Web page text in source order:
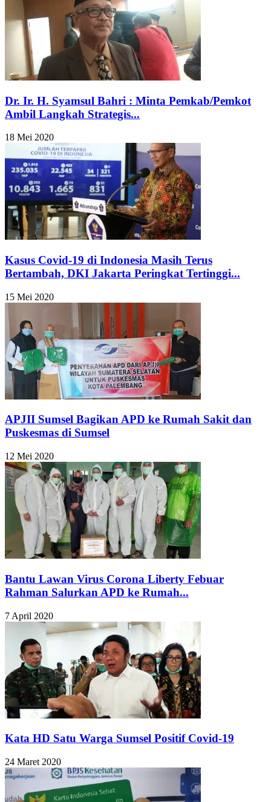
Dr. Ir. H. Syamsul Bahri : Minta Pemkab/Pemkot
Ambil Langkah Strategis...
18 Mei 2020
Kasus Covid-19 di Indonesia Masih Terus
Bertambah, DKI Jakarta Peringkat Tertinggi...
15 Mei 2020
APJII Sumsel Bagikan APD ke Rumah Sakit dan
Puskesmas di Sumsel
12 Mei 2020
Bantu Lawan Virus Corona Liberty Febuar
Rahman Salurkan APD ke Rumah...
7 April 2020
Kata HD Satu Warga Sumsel Positif Covid-19
24 Maret 2020